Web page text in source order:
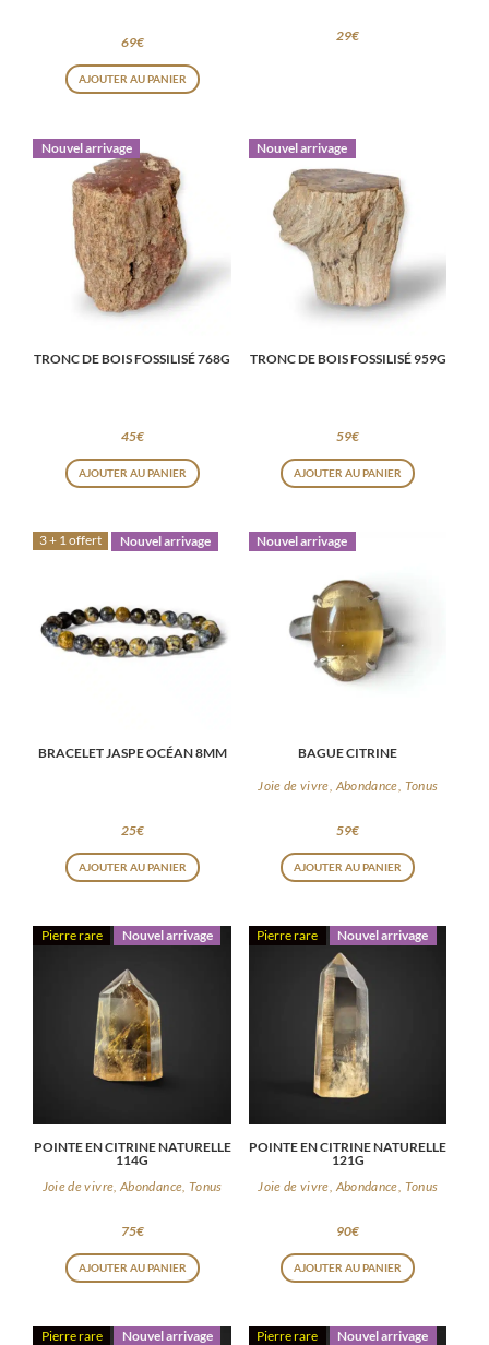
69€
AJOUTER AU PANIER
29€
Nouvel arrivage
TRONC DE BOIS FOSSILISÉ 768G
45€
AJOUTER AU PANIER
Nouvel arrivage
TRONC DE BOIS FOSSILISÉ 959G
59€
AJOUTER AU PANIER
3 + 1 offert Nouvel arrivage
BRACELET JASPE OCÉAN 8MM
25€
AJOUTER AU PANIER
Nouvel arrivage
BAGUE CITRINE
Joie de vivre, Abondance, Tonus
59€
AJOUTER AU PANIER
Pierre rare Nouvel arrivage
POINTE EN CITRINE NATURELLE
114G
Joie de vivre, Abondance, Tonus
75€
AJOUTER AU PANIER
Pierre rare Nouvel arrivage
POINTE EN CITRINE NATURELLE
121G
Joie de vivre, Abondance, Tonus
90€
AJOUTER AU PANIER
Pierre rare Nouvel arrivage Pierre rare Nouvel arrivage